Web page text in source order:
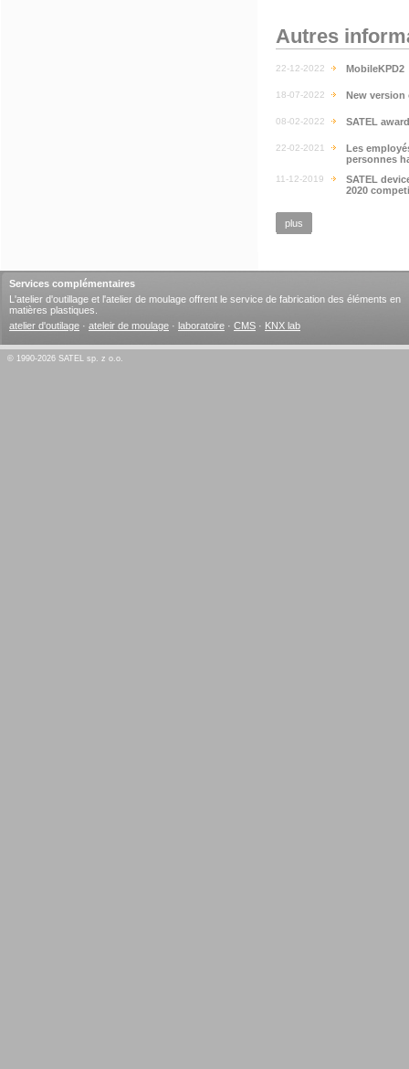
Autres
22-12-2022 MobileKPD2
18-07-2022 New version
08-02-2022 SATEL
22-02-2021
Les
personnes
11-12-2019
SATEL
2020
plus
Services complémentaires
L'atelier d'outillage et l'atelier de moulage offrent le service de fabrication des éléments en
matières plastiques.
atelier d'outilage · ateleir de moulage · laboratoire · CMS · KNX lab
© 1990-2026 SATEL sp. z o.o.